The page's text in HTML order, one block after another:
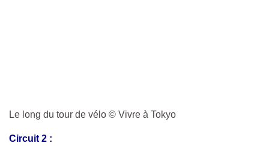
Le long du tour de vélo © Vivre à Tokyo
Circuit 2 :